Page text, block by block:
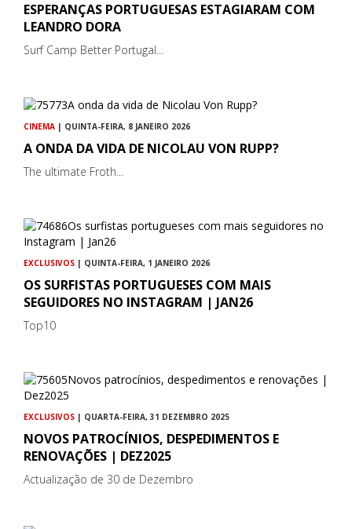
ESPERANÇAS PORTUGUESAS ESTAGIARAM COM
LEANDRO DORA
Surf Camp Better Portugal...
CINEMA | QUINTA-FEIRA, 8 JANEIRO 2026
A ONDA DA VIDA DE NICOLAU VON RUPP?
The ultimate Froth...
EXCLUSIVOS | QUINTA-FEIRA, 1 JANEIRO 2026
OS SURFISTAS PORTUGUESES COM MAIS
SEGUIDORES NO INSTAGRAM | JAN26
Top10
EXCLUSIVOS | QUARTA-FEIRA, 31 DEZEMBRO 2025
NOVOS PATROCÍNIOS, DESPEDIMENTOS E
RENOVAÇÕES | DEZ2025
Actualização de 30 de Dezembro